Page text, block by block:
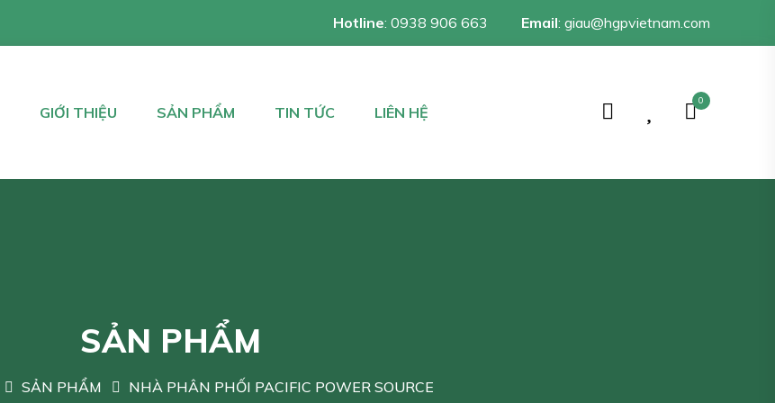
Hotline: 0938 906 663 Email: giau@hgpvietnam.com
GIỚI THIỆU SẢN PHẨM TIN TỨC LIÊN HỆ
0
SẢN PHẨM
SẢN PHẨM NHÀ PHÂN PHỐI PACIFIC POWER SOURCE